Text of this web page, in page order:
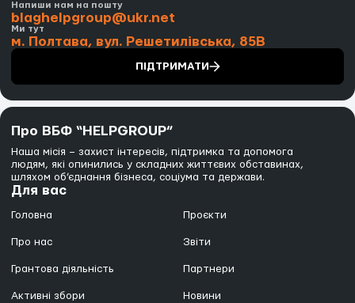
Напиши нам на пошту
blaghelpgroup@ukr.net
Ми тут
м. Полтава, вул. Решетилівська, 85В
ПІДТРИМАТИ
Про ВБФ “HELPGROUP”
Наша місія – захист інтересів, підтримка та допомога
людям, які опинились у складних життєвих обставинах,
шляхом об’єднання бізнеса, соціума та держави.
Для вас
Головна
Про нас
Грантова діяльність
Активні збори
Проєкти
Звіти
Партнери
Новини